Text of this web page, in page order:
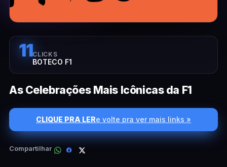
11CLICKS
BOTECO F1
As Celebrações Mais Icônicas da F1
CLIQUE PRA LERe volte pra ver mais links »
Compartilhar